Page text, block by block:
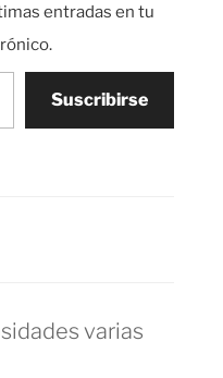
entradas en tu
Suscribirse
varias